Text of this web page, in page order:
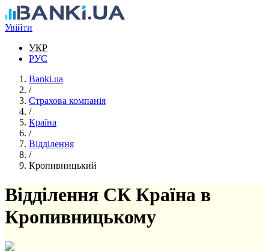
Перейти до основного вмісту
Увійти
УКР
РУС
Banki.ua
/
Страхова компанія
/
Країна
/
Відділення
/
Кропивницький
Відділення СК Країна в
Кропивницькому